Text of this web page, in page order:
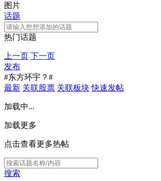
图片
话题
热门话题
上一页 下一页
发布
#东方环宇？#
最新 关联股票 关联板块 快速发帖
加载中...
加载更多
点击查看更多热帖
搜索